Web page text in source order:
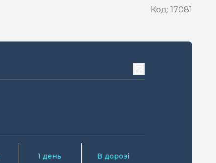
Код: 17081
1 день В дорозі